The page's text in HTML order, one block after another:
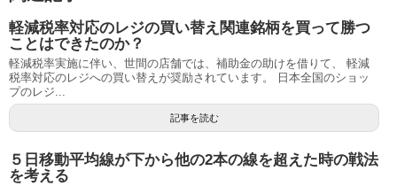
軽減税率対応のレジの買い替え関連銘柄を買って勝つ
ことはできたのか？
軽減税率実施に伴い、世間の店舗では、補助金の助けを借りて、 軽減
税率対応のレジへの買い替えが奨励されています。 日本全国のショッ
プのレジ...
記事を読む
５日移動平均線が下から他の2本の線を超えた時の戦法
を考える